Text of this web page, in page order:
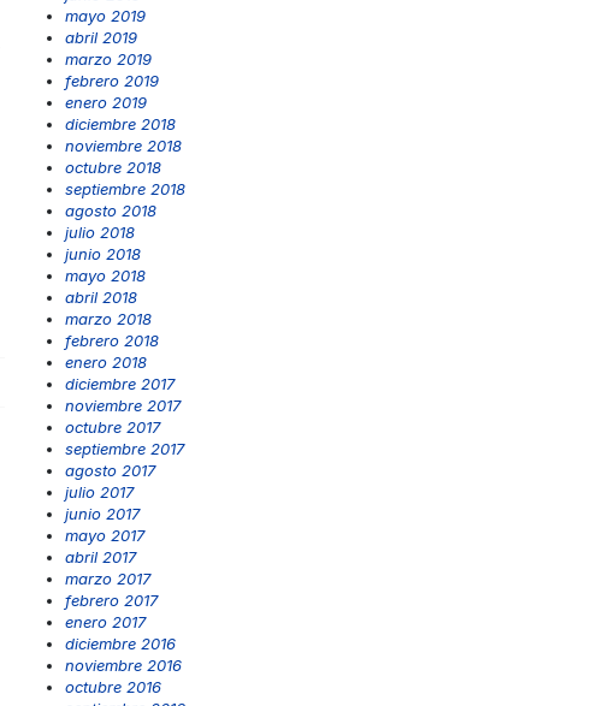
mayo 2019
abril 2019
marzo 2019
febrero 2019
enero 2019
diciembre 2018
noviembre 2018
octubre 2018
septiembre 2018
agosto 2018
julio 2018
junio 2018
mayo 2018
abril 2018
marzo 2018
febrero 2018
enero 2018
diciembre 2017
noviembre 2017
octubre 2017
septiembre 2017
agosto 2017
julio 2017
junio 2017
mayo 2017
abril 2017
marzo 2017
febrero 2017
enero 2017
diciembre 2016
noviembre 2016
octubre 2016